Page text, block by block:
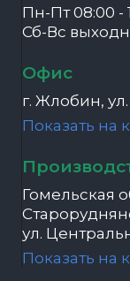
Пн-Пт 08:00 -
Сб-Вс
Офис
г. Жлобин, ул.
Показать на
Гомельская
ул.
Показать на